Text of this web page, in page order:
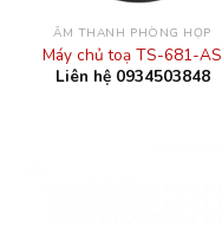
ÂM THANH PHÒNG HỌP
Máy chủ toạ TS-681-AS
Liên hệ 0934503848